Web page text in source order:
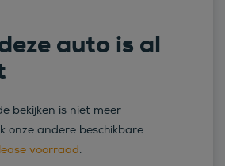
auto is al
bekijken is niet meer
onze andere beschikbare
lease voorraad.